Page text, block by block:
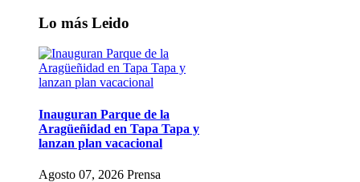
Lo más Leido
Inauguran Parque de la
Aragüeñidad en Tapa Tapa y
lanzan plan vacacional
Agosto 07, 2026 Prensa